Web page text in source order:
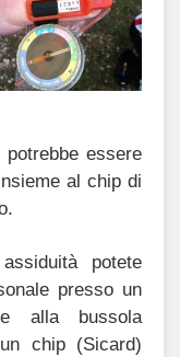
essere
al chip di
potete
presso un
alla bussola
chip (Sicard)